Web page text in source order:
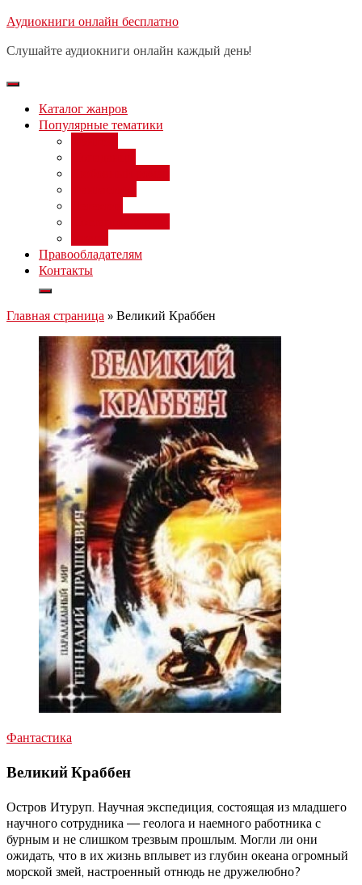
Перейти
содержимому
Аудиокниги онлайн бесплатно
Слушайте аудиокниги онлайн каждый день!
Каталог жанров
Популярные тематики
Правообладателям
Контакты
Главная страница » Великий Краббен
Фантастика
Великий Краббен
Остров Итуруп. Научная экспедиция, состоящая из младшего
научного сотрудника — геолога и наемного работника с
бурным и не слишком трезвым прошлым. Могли ли они
ожидать, что в их жизнь вплывет из глубин океана огромный
морской змей, настроенный отнюдь не дружелюбно?
Бесплатный вебинар: заработок
день